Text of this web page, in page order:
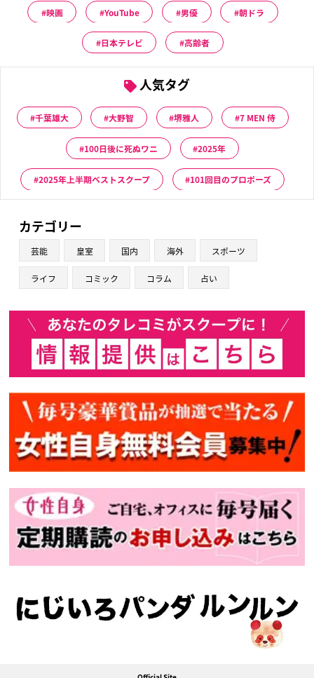
映画 YouTube 男優 朝ドラ
日本テレビ 高齢者
人気タグ
千葉雄大 大野智 堺雅人 7 MEN 侍
100日後に死ぬワニ 2025年
2025年上半期ベストスクープ 101回目のプロポーズ
カテゴリー
芸能 皇室 国内 海外 スポーツ
ライフ コミック コラム 占い